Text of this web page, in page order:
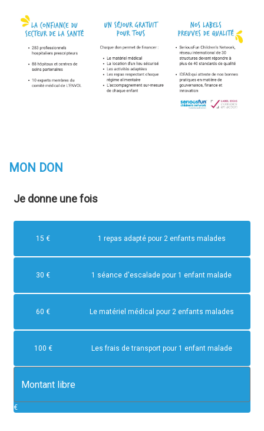
MON DON
Je donne une fois
15 € 1 repas adapté pour 2 enfants malades
30 € 1 séance d'escalade pour 1 enfant malade
60 € Le matériel médical pour 2 enfants malades
100 € Les frais de transport pour 1 enfant malade
€